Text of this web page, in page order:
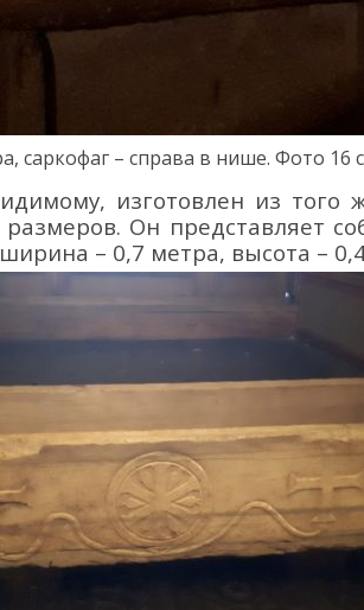
саркофаг – справа в нише. Фото 16
изготовлен из того
. Он представляет
а – 0,7 метра, высота – 0,